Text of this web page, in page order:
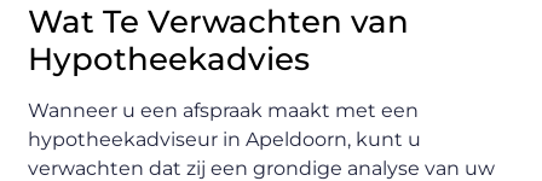
Wat Te Verwachten van
Hypotheekadvies
Wanneer u een afspraak maakt met een
hypotheekadviseur in Apeldoorn, kunt u
verwachten dat zij een grondige analyse van uw